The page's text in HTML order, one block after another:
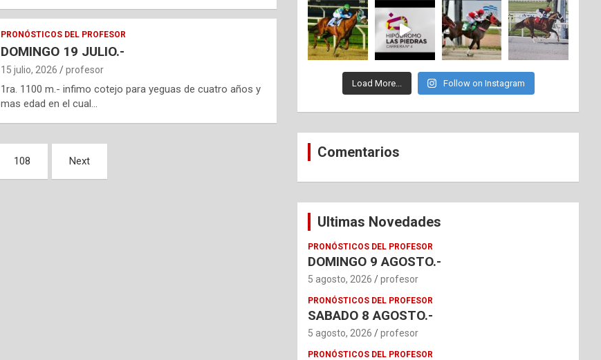
PRONÓSTICOS DEL PROFESOR
DOMINGO 19 JULIO.-
15 julio, 2026 profesor
1ra. 1100 m.- infimo cotejo para yeguas de cuatro años y
mas edad en el cual…
108 Next
Load More... Follow on Instagram
Comentarios
Ultimas Novedades
PRONÓSTICOS DEL PROFESOR
DOMINGO 9 AGOSTO.-
5 agosto, 2026 profesor
PRONÓSTICOS DEL PROFESOR
SABADO 8 AGOSTO.-
5 agosto, 2026 profesor
PRONÓSTICOS DEL PROFESOR